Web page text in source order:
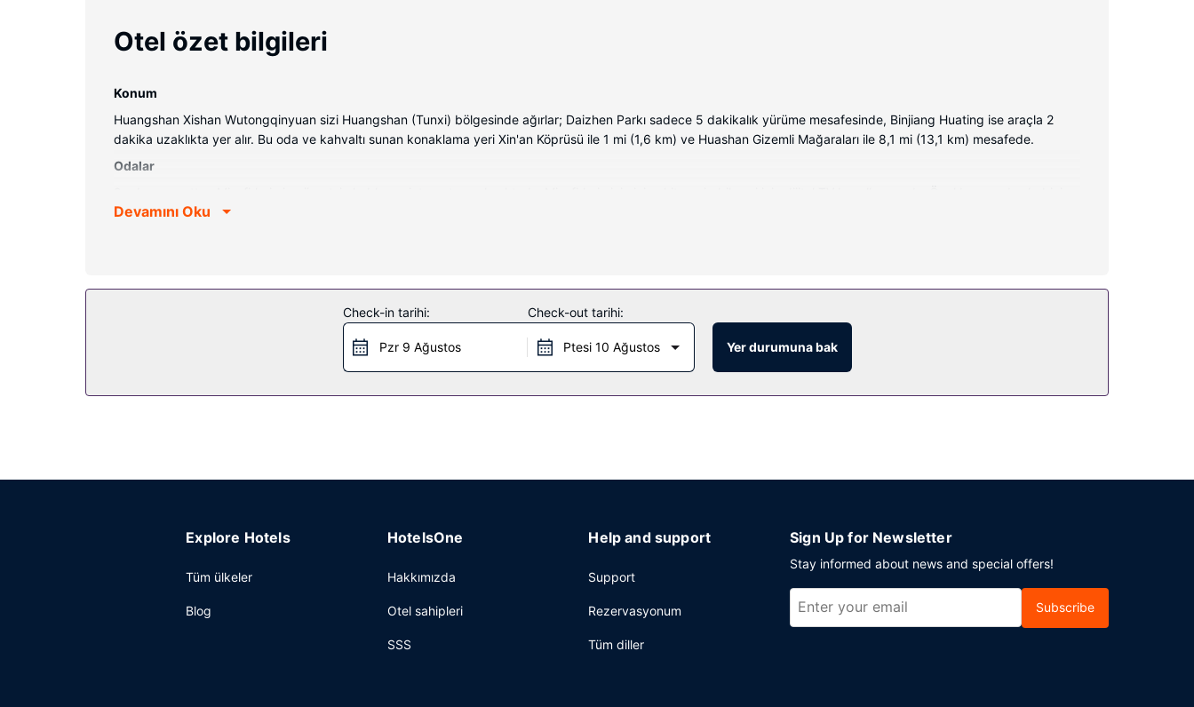
Otel özet bilgileri
Konum
Huangshan Xishan Wutongqinyuan sizi Huangshan (Tunxi) bölgesinde ağırlar; Daizhen Parkı sadece 5 dakikalık yürüme mesafesinde, Binjiang Huating ise araçla 2
dakika uzaklıkta yer alır. Bu oda ve kahvaltı sunan konaklama yeri Xin'an Köprüsü ile 1 mi (1,6 km) ve Huashan Gizemli Mağaraları ile 8,1 mi (13,1 km) mesafede.
Odalar
ücretsiz banyo/kozmetik ürünleri ve saç kurutma makinesi vardır. Misafirlere masa ve elektrikli su ısıtıcıları gibi imkânlar ve kolaylıklar sunulmaktadır. Ayrıca günlük
otelde misafirlere ücretsiz kablosuz İnternet, tur/bilet desteği ve piknik alanı sunulmaktadır.
Huangshan Xishan Wutongqinyuan misafirlerine restoranda yemek servisi yapılıyor. Oteldeki bar/oturma salonu misafirlere içecek servisi yapıyor. Misafirlere her gün 7
ve 9 arasında ücretli yerel tarzda kahvaltı servisi yapılmaktadır.
Devamını Oku
Check-in tarihi:
Pzr 9 Ağustos
Check-out tarihi:
Ptesi 10 Ağustos Yer durumuna bak
Explore Hotels
Tüm ülkeler
Blog
HotelsOne
Hakkımızda
Otel sahipleri
SSS
Help and support
Support
Rezervasyonum
Tüm diller
Sign Up for Newsletter
Stay informed about news and special offers!
Subscribe